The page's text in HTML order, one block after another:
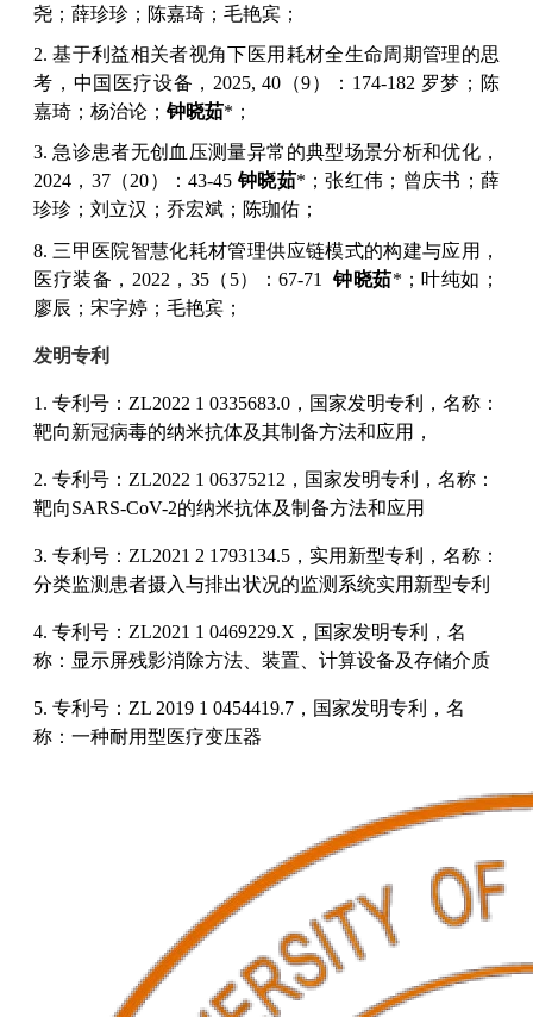
尧；薛珍珍；陈嘉琦；毛艳宾；
2.基于利益相关者视角下医用耗材全生命周期管理的思
考 ，中国医疗设备， 2025, 40（9）：174-182 罗梦 ； 陈
嘉琦 ； 杨治论 ；钟晓茹*；
3. 急诊患者无创血压测量异常的典型场景分析和优化，
2024，37（20）：43-45钟晓茹*； 张红伟 ； 曾庆书 ； 薛
珍珍 ； 刘立汉 ； 乔宏斌 ； 陈珈佑 ；
8. 三甲医院智慧化耗材管理供应链模式的构建与应用，
医疗装备，2022，35（5）：67-71钟晓茹*； 叶纯如 ；
廖辰 ； 宋字婷 ； 毛艳宾 ；
发明专利
1. 专利号：ZL2022 1 0335683.0，国家发明专利，名称：
靶向新冠病毒的纳米抗体及其制备方法和应用，
2. 专利号：ZL2022 1 06375212，国家发明专利，名称：
靶向SARS-CoV-2的纳米抗体及制备方法和应用
3. 专利号：ZL2021 2 1793134.5，实用新型专利，名称：
分类监测患者摄入与排出状况的监测系统实用新型专利
4. 专利号：ZL2021 1 0469229.X，国家发明专利，名
称：显示屏残影消除方法、装置、计算设备及存储介质
5. 专利号：ZL 2019 1 0454419.7，国家发明专利，名
称：一种耐用型医疗变压器